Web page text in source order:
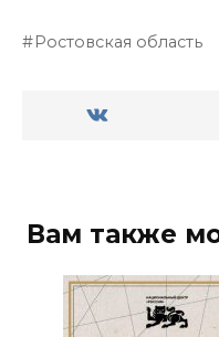
Ростовская область
Вам также